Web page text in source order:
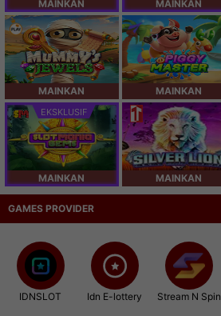
MAINKAN MAINKAN
MAINKAN MAINKAN
EKSKLUSIF
MAINKAN MAINKAN
GAMES PROVIDER
IDNSLOT Idn E-lottery Stream N Spin